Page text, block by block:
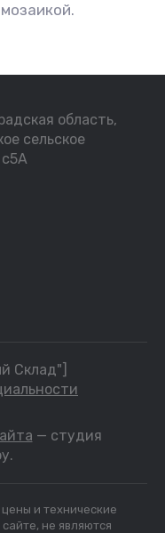
область,
сельское
Склад"]
— студия
и технические
не являются